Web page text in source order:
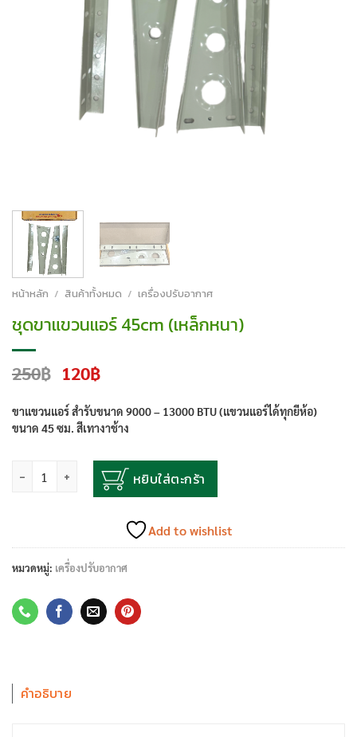
หน้าหลัก / สินค้าทั้งหมด / เครื่องปรับอากาศ
ชุดขาแขวนแอร์ 45cm (เหล็กหนา)
250฿ Original
was:
250฿.
120฿Current
is:
120฿.
ขาแขวนแอร์ สำรับขนาด 9000 – 13000 BTU (แขวนแอร์ได้ทุกยีห้อ)
ขนาด 45 ซม. สีเทางาช้าง
หยิบใส่ตะกร้า
Add to wishlist
หมวดหมู่: เครื่องปรับอากาศ
คำอธิบาย